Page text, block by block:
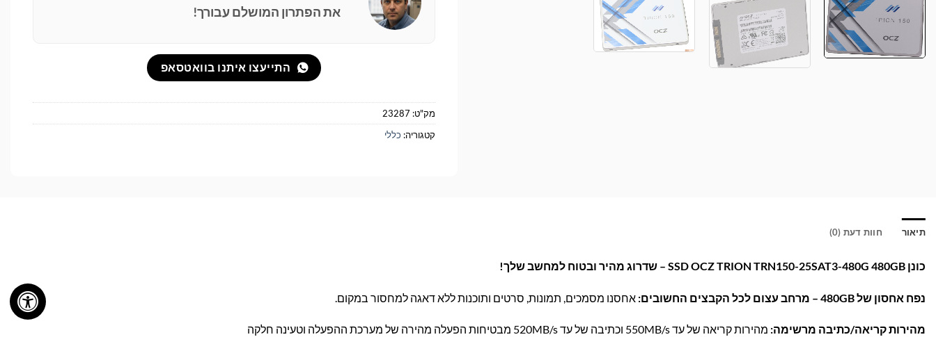
את הפתרון המושלם עבורך!
התייעצו איתנו בוואטסאפ
מק"ט: 23287
קטגוריה: כללי
תיאור חוות דעת (0)
כונן SSD OCZ TRION TRN150-25SAT3-480G 480GB – שדרוג מהיר ובטוח למחשב שלך!
נפח אחסון של 480GB – מרחב עצום לכל הקבצים החשובים: אחסנו מסמכים, תמונות, סרטים ותוכנות ללא דאגה למחסור במקום.
מהירות קריאה/כתיבה מרשימה:
מהירות קריאה של עד 550MB/s וכתיבה של עד 520MB/s מבטיחות הפעלה מהירה של מערכת ההפעלה וטעינה חלקה